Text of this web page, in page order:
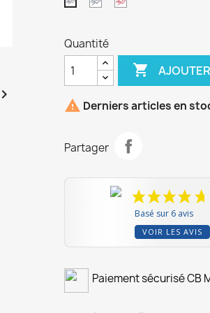

Roseand
White
Quantité

 Derniers articles en
Partager
Basé sur 6 avis
VOIR LES AVIS
Paiement sécurisé CB